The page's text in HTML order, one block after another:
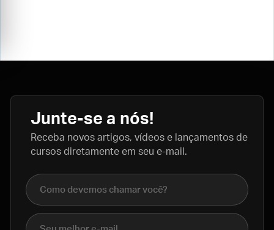
Junte-se a nós!
Receba novos artigos, vídeos e lançamentos de
cursos diretamente em seu e-mail.
Nome completo
E-mail